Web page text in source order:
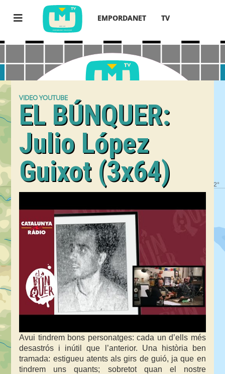
EMPORDANET TV
VIDEO YOUTUBE
EL BÚNQUER:
Julio López
Guixot (3x64)
Avui tindrem bons personatges: cada un d’ells més
desastrós i inútil que l’anterior. Una història ben
tramada: estigueu atents als girs de guió, ja que en
tindrem uns quants; sobretot quan el nostre